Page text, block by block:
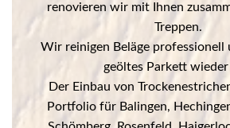
renovieren wir mit Ihnen
Treppen.
Wir reinigen Beläge professionell
geöltes Parkett
Der Einbau von
Portfolio für Balingen,